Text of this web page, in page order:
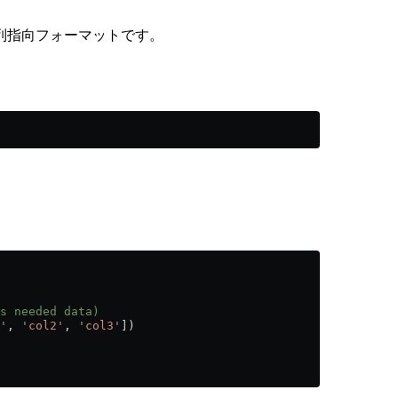
向フォーマットです。
data)
, 'col2' , 'col3' ])